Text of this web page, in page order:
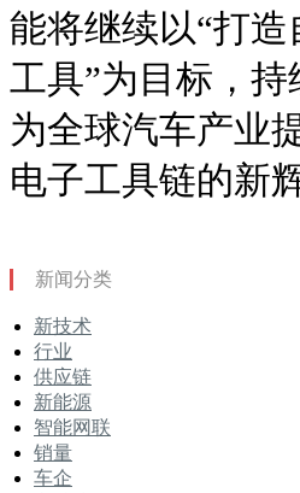
能将继续以“打
工具”为目标，
为全球汽车产业
电子工具链的新
新闻分类
新技术
行业
供应链
新能源
智能网联
销量
车企